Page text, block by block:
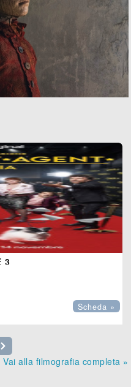
3
Scheda »
Vai alla filmografia completa »